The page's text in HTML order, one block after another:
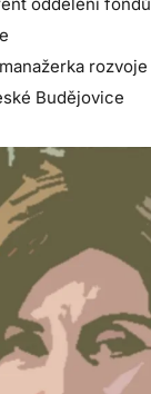
Budějovice